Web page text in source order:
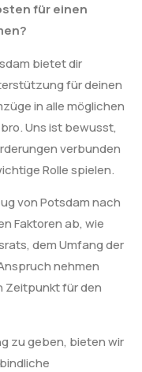
für einen
bietet dir
für deinen
in alle möglichen
Uns ist bewusst,
verbunden
Rolle spielen.
von Potsdam nach
Faktoren ab, wie
dem Umfang der
nehmen
Zeitpunkt für den
zu geben, bieten wir